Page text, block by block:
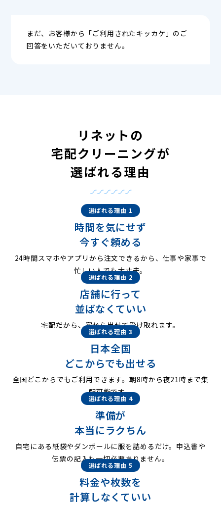
まだ、お客様から「ご利用されたキッカケ」のご
回答をいただいておりません。
リネットの
宅配クリーニングが
選ばれる理由
選ばれる理由 1
時間を気にせず
今すぐ頼める
24時間スマホやアプリから注文できるから、仕事や家事で
忙しい人でも大丈夫。
選ばれる理由 2
店舗に行って
並ばなくていい
宅配だから、家から出せて受け取れます。
選ばれる理由 3
日本全国
どこからでも出せる
全国どこからでもご利用できます。朝8時から夜21時まで集
配可能です。
選ばれる理由 4
準備が
本当にラクちん
自宅にある紙袋やダンボールに服を詰めるだけ。申込書や
伝票の記入も一切必要ありません。
選ばれる理由 5
料金や枚数を
計算しなくていい